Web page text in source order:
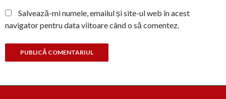
Salvează-mi numele, emailul și site-ul web în acest
navigator pentru data viitoare când o să comentez.